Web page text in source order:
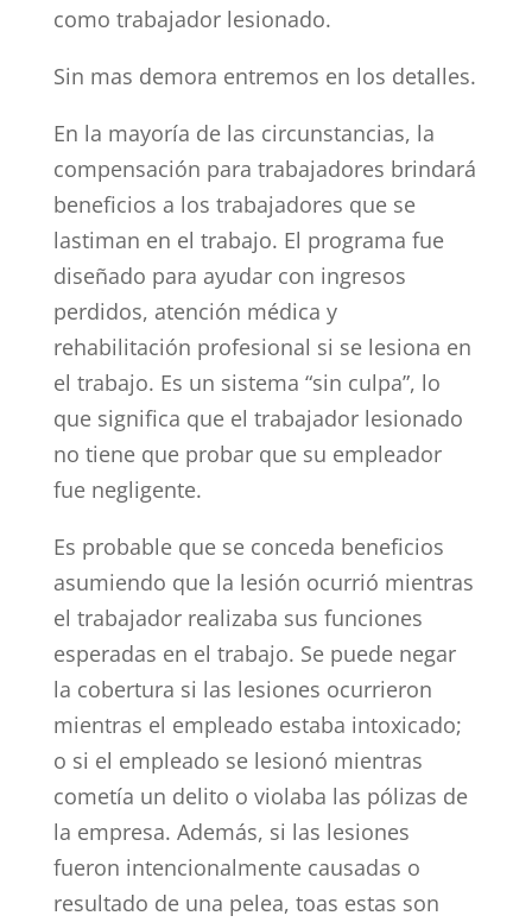
como trabajador lesionado.
Sin mas demora entremos en los detalles.
En la mayoría de las circunstancias, la
compensación para trabajadores brindará
beneficios a los trabajadores que se
lastiman en el trabajo. El programa fue
diseñado para ayudar con ingresos
perdidos, atención médica y
rehabilitación profesional si se lesiona en
el trabajo. Es un sistema “sin culpa”, lo
que significa que el trabajador lesionado
no tiene que probar que su empleador
fue negligente.
Es probable que se conceda beneficios
asumiendo que la lesión ocurrió mientras
el trabajador realizaba sus funciones
esperadas en el trabajo. Se puede negar
la cobertura si las lesiones ocurrieron
mientras el empleado estaba intoxicado;
o si el empleado se lesionó mientras
cometía un delito o violaba las pólizas de
la empresa. Además, si las lesiones
fueron intencionalmente causadas o
resultado de una pelea, toas estas son